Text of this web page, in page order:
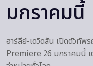
มกราคมนี้
ฮาร์ลีย์-เดวิดสัน เปิดตัวทัพ
Premiere 26 มกราคมนี้